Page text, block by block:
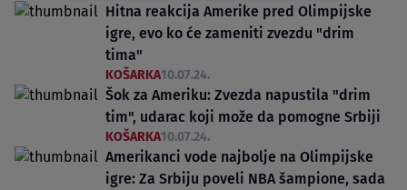
Hitna reakcija Amerike pred Olimpijske
igre, evo ko će zameniti zvezdu "drim
tima"
KOŠARKA10.07.24.
Šok za Ameriku: Zvezda napustila "drim
tim", udarac koji može da pomogne Srbiji
KOŠARKA10.07.24.
Amerikanci vode najbolje na Olimpijske
igre: Za Srbiju poveli NBA šampione, sada